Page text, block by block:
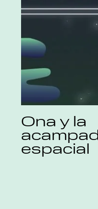
Ona y la
espacial